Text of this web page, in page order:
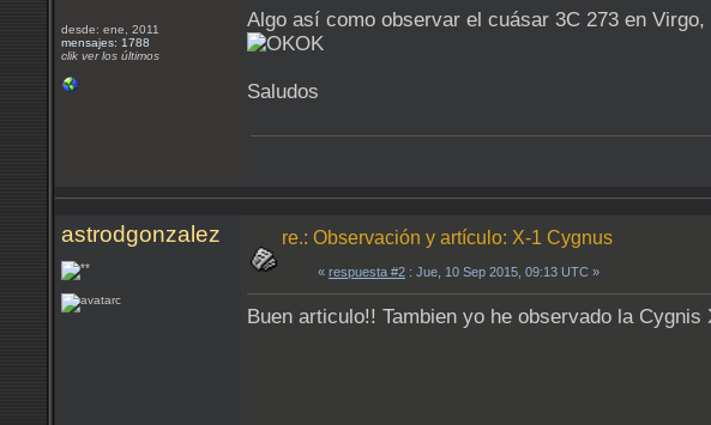
desde: ene, 2011
mensajes: 1788
clik ver los últimos
Algo así como observar el cuásar 3C 273 en
Saludos
astrodgonzalez re.: Observación y artículo: X-1 Cygnus
« respuesta #2 : Jue, 10 Sep 2015, 09:13 UTC »
Buen articulo!! Tambien yo he observado la